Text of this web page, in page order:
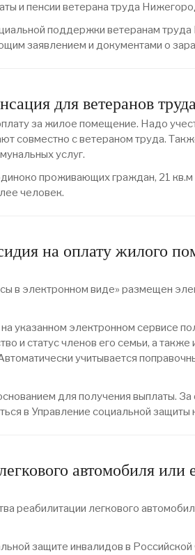
и пенсии ветерана труда
поддержки ветеранам
заявлением и документами о
для ветеранов
за жилое помещение. Надо
с ветераном труда.
услуг.
проживающих граждан, 21
человек.
на оплату жилого
в электронном виде» размещен
указанном электронном сервисе
и статус членов его семьи, а
учитывается
для получения выплаты.
в Управление социальной защиты
автомобиля
реабилитации легкового
защите инвалидов в